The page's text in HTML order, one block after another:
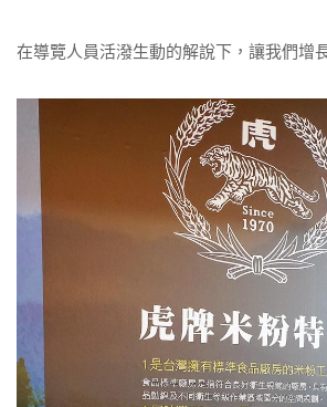
在導覽人員活潑生動的解說下，讓我們增